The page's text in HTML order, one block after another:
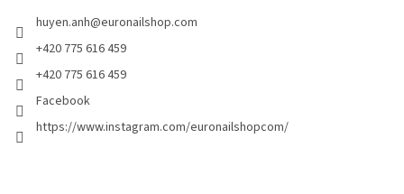
huyen.anh@euronailshop.com
+420 775 616 459
+420 775 616 459
Facebook
https://www.instagram.com/euronailshopcom/